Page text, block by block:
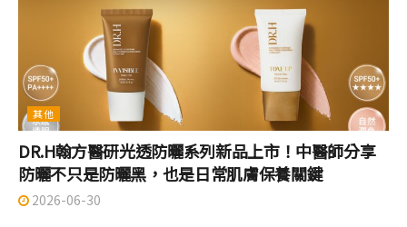
其他
DR.H翰方醫研光透防曬系列新品上市！中醫師分享
防曬不只是防曬黑，也是日常肌膚保養關鍵
2026-06-30